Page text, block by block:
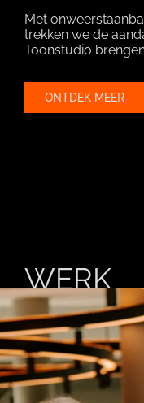
Met
trekken we de
Toonstudio
ONTDEK MEER
WERK